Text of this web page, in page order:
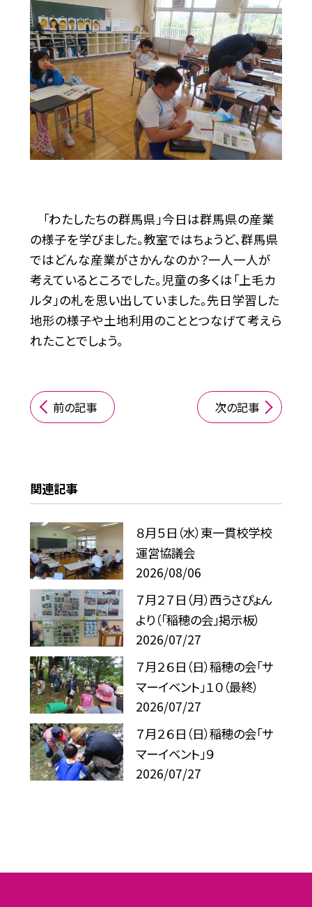
「わたしたちの群馬県」今日は群馬県の産業
の様子を学びました。教室ではちょうど、群馬県
ではどんな産業がさかんなのか？一人一人が
考えているところでした。児童の多くは「上毛カ
ルタ」の札を思い出していました。先日学習した
地形の様子や土地利用のこととつなげて考えら
れたことでしょう。
前の記事 次の記事
関連記事
８月５日（水）東一貫校学校
運営協議会
2026/08/06
７月２７日（月）西うさぴょん
より（「稲穂の会」掲示板）
2026/07/27
７月２６日（日）稲穂の会「サ
マーイベント」１０（最終）
2026/07/27
７月２６日（日）稲穂の会「サ
マーイベント」９
2026/07/27